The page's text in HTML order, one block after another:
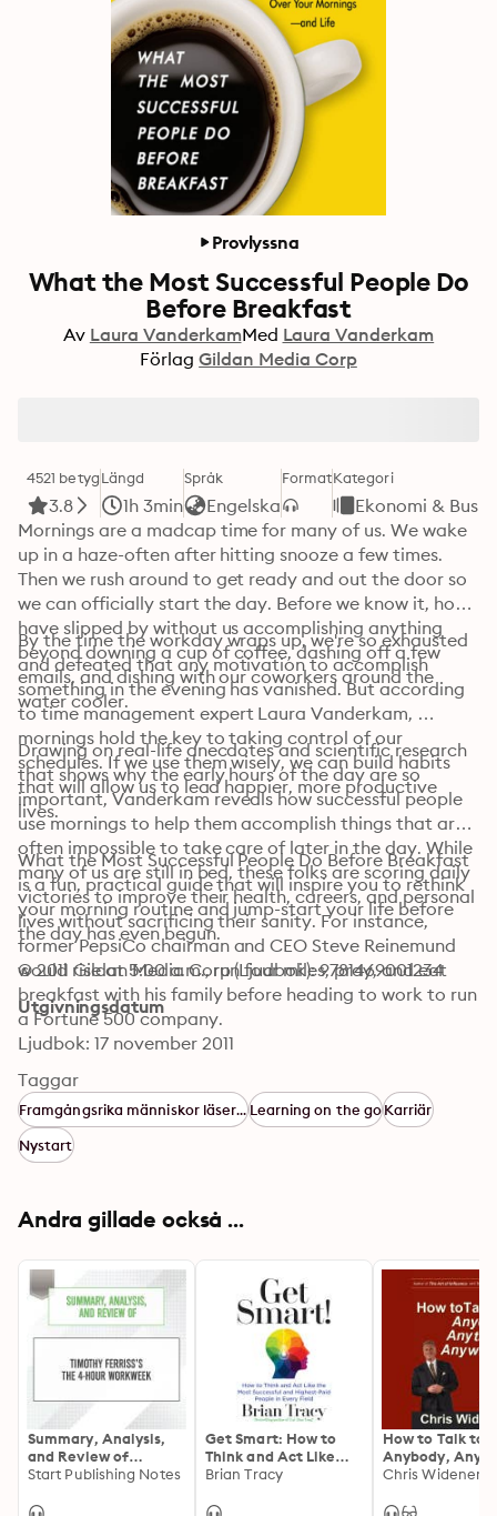
Provlyssna
What the Most Successful People Do
Before Breakfast
Av Laura VanderkamMed Laura Vanderkam
Förlag Gildan Media Corp
4521 betyg
3.8
Längd
1h 3min
Språk
Engelska
FormatKategori
Ekonomi &
Mornings are a madcap time for many of us. We wake
up in a haze-often after hitting snooze a few times.
Then we rush around to get ready and out the door so
we can officially start the day. Before we know it, hours
have slipped by without us accomplishing anything
beyond downing a cup of coffee, dashing off a few
emails, and dishing with our coworkers around the
water cooler.
By the time the workday wraps up, we're so exhausted
and defeated that any motivation to accomplish
something in the evening has vanished. But according
to time management expert Laura Vanderkam,
mornings hold the key to taking control of our
schedules. If we use them wisely, we can build habits
that will allow us to lead happier, more productive
lives.
Drawing on real-life anecdotes and scientific research
that shows why the early hours of the day are so
important, Vanderkam reveals how successful people
use mornings to help them accomplish things that are
often impossible to take care of later in the day. While
many of us are still in bed, these folks are scoring daily
victories to improve their health, careers, and personal
lives without sacrificing their sanity. For instance,
former PepsiCo chairman and CEO Steve Reinemund
would rise at 5:00 a.m., run four miles, pray, and eat
breakfast with his family before heading to work to run
What the Most Successful People Do Before Breakfast
is a fun, practical guide that will inspire you to rethink
your morning routine and jump-start your life before
the day has even begun.
© 2011 Gildan Media Corp (Ljudbok): 9781469001234
Utgivningsdatum
Ljudbok: 17 november 2011
Taggar
Framgångsrika människor läser...Learning on the goKarriär
Nystart
Andra gillade också ...
Summary, Analysis,
and Review of
Timothy Ferriss's The
Start Publishing Notes
Get Smart: How to
Think and Act Like
the Most Successful
People in Every Field
Brian Tracy
How to Talk to
Anybody,
Anywhere: 3
Connections
Chris Widener